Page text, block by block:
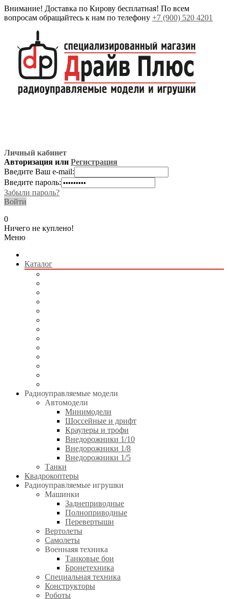
Внимание! Доставка по Кирову бесплатная! По всем
вопросам обращайтесь к нам по телефону +7 (900) 520 4201
Личный кабинет
Авторизация или Регистрация
Введите Ваш e-mail:
Введите пароль:
Забыли пароль?
Войти
0
Ничего не куплено!
Меню
Каталог
Радиоуправляемые модели
Автомодели
Минимодели
Шоссейные и дрифт
Краулеры и трофи
Внедорожники 1/10
Внедорожники 1/8
Внедорожники 1/5
Танки
Квадрокоптеры
Радиоуправляемые игрушки
Машинки
Заднеприводные
Полноприводные
Перевертыши
Вертолеты
Самолеты
Военнаяя техника
Танковые бои
Бронетехника
Специальная техника
Конструкторы
Роботы